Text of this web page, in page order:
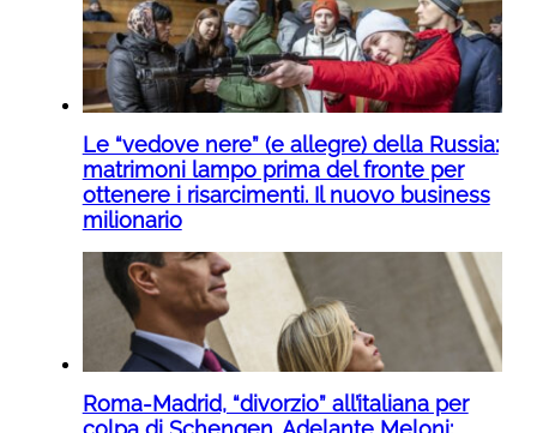
Le “vedove nere” (e allegre) della Russia:
matrimoni lampo prima del fronte per
ottenere i risarcimenti. Il nuovo business
milionario
Roma-Madrid, “divorzio” all’italiana per